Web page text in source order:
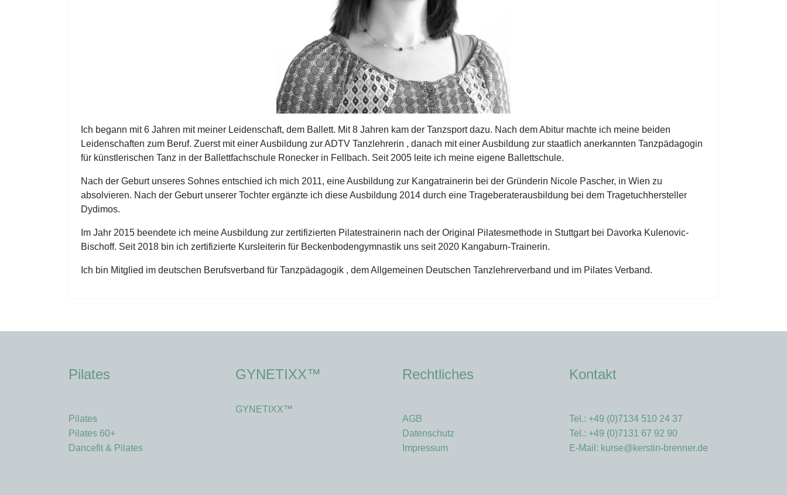
Ich begann mit 6 Jahren mit meiner Leidenschaft, dem Ballett. Mit 8 Jahren kam der Tanzsport dazu. Nach dem Abitur machte ich meine beiden
Leidenschaften zum Beruf. Zuerst mit einer Ausbildung zur ADTV Tanzlehrerin , danach mit einer Ausbildung zur staatlich anerkannten Tanzpädagogin
für künstlerischen Tanz in der Ballettfachschule Ronecker in Fellbach. Seit 2005 leite ich meine eigene Ballettschule.
Nach der Geburt unseres Sohnes entschied ich mich 2011, eine Ausbildung zur Kangatrainerin bei der Gründerin Nicole Pascher, in Wien zu
absolvieren. Nach der Geburt unserer Tochter ergänzte ich diese Ausbildung 2014 durch eine Trageberaterausbildung bei dem Tragetuchhersteller
Dydimos.
Im Jahr 2015 beendete ich meine Ausbildung zur zertifizierten Pilatestrainerin nach der Original Pilatesmethode in Stuttgart bei Davorka Kulenovic-
Bischoff. Seit 2018 bin ich zertifizierte Kursleiterin für Beckenbodengymnastik uns seit 2020 Kangaburn-Trainerin.
Ich bin Mitglied im deutschen Berufsverband für Tanzpädagogik , dem Allgemeinen Deutschen Tanzlehrerverband und im Pilates Verband.
Pilates
Pilates
Pilates 60+
Dancefit & Pilates
GYNETIXX™
GYNETIXX™
Rechtliches
AGB
Datenschutz
Impressum
Kontakt
Tel.: +49 (0)7134 510 24 37
Tel.: +49 (0)7131 67 92 90
E-Mail: kurse@kerstin-brenner.de